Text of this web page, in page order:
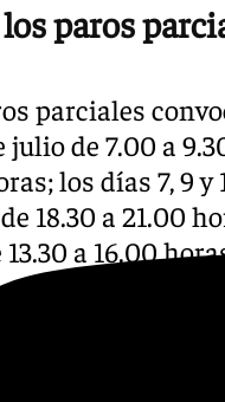
los paros
parciales
julio de 7.00 a
los días 7, 9
de 18.30 a 21.00
13.30 a 16.00
a 9.30 horas, de
julio de 7.30 a